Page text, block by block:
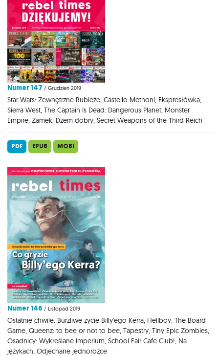
Numer 147 / Grudzień 2019
Star Wars: Zewnętrzne Rubieże, Castello Methoni, Ekspresłówka,
Sierra West, The Captain Is Dead: Dangerous Planet, Monster
Empire, Zamek, Dżem dobry, Secret Weapons of the Third Reich
PDF EPUB MOBI
Numer 146 / Listopad 2019
Ostatnie chwile. Burzliwe życie Billy'ego Kerra, Hellboy: The Board
Game, Queenz: to bee or not to bee, Tapestry, Tiny Epic Zombies,
Osadnicy: Wykreślane Imperium, School Fair Cafe Club!, Na
językach, Odjechane jednorożce